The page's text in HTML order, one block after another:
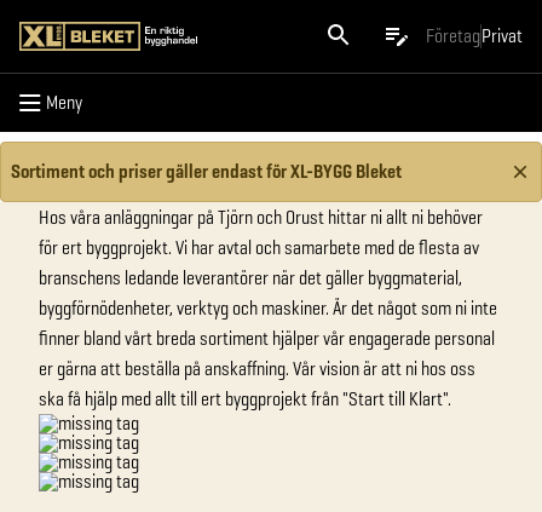
FöretagPrivat
Meny
Meny
Sortiment och priser gäller endast för XL-BYGG Bleket
Hos våra anläggningar på Tjörn och Orust hittar ni allt ni behöver
för ert byggprojekt. Vi har avtal och samarbete med de flesta av
branschens ledande leverantörer när det gäller byggmaterial,
byggförnödenheter, verktyg och maskiner. Är det något som ni inte
finner bland vårt breda sortiment hjälper vår engagerade personal
er gärna att beställa på anskaffning. Vår vision är att ni hos oss
ska få hjälp med allt till ert byggprojekt från "Start till Klart".